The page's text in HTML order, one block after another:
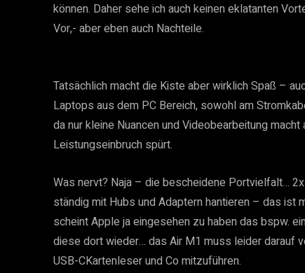
können. Daher sehe ich auch keinen eklatanten
Vor,- aber eben auch Nachteile.
Tatsächlich macht die Kiste aber wirklich Spaß –
Laptops aus dem PC Bereich, sowohl am
da nur kleine Nuancen und Videobearbeitung
Leistungseinbruch spürt.
Was nervt? Naja – die bescheidene Portvielfalt…
ständig mit Hubs und Adaptern hantieren – das ist
scheint Apple ja eingesehen zu haben das bspw.
diese dort wieder… das Air M1 muss leider darauf
USB-CKartenleser und Co mitzuführen.